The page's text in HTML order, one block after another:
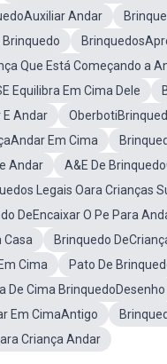
Andar
Que Está Começando a
Equilibra Em Cima Dele
E Andar
Em Cima
Andar
A&E De
Legais Oara Crianças
DeEncaixar O Pe Para
Casa
Brinquedo
Cima
Pato De
De Cima BrinquedoDesenho
Em CimaAntigo
Criança Andar